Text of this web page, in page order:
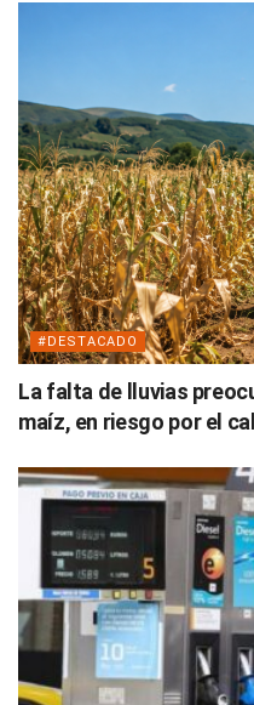
#DESTACADO
La falta de lluvias
maíz, en riesgo por el